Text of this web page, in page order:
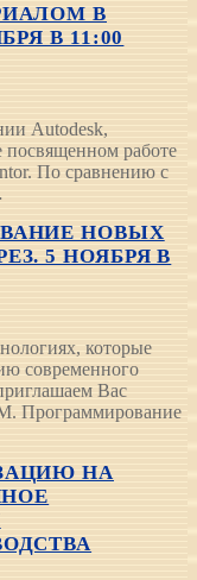
В
В 11:00
Autodesk,
посвященном работе
По сравнению с
НОВЫХ
5 НОЯБРЯ В
которые
современного
Вас
Программирование
НА